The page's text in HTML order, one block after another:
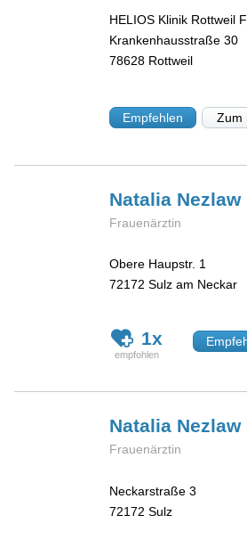
HELIOS Klinik Rottweil
Krankenhausstraße 30
78628 Rottweil
Empfehlen Zum
Natalia Nezlaw
Frauenärztin
Obere Haupstr. 1
72172 Sulz am Neckar
1x
Natalia Nezlaw
Frauenärztin
Neckarstraße 3
72172 Sulz